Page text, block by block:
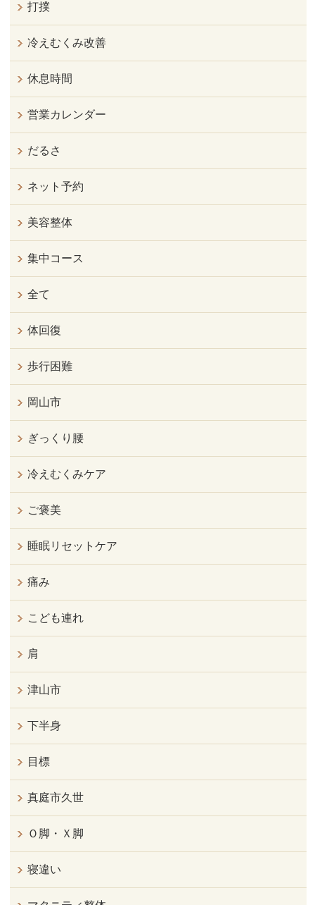
打撲
冷えむくみ改善
休息時間
営業カレンダー
だるさ
ネット予約
美容整体
集中コース
全て
体回復
歩行困難
岡山市
ぎっくり腰
冷えむくみケア
ご褒美
睡眠リセットケア
痛み
こども連れ
肩
津山市
下半身
目標
真庭市久世
Ｏ脚・Ｘ脚
寝違い